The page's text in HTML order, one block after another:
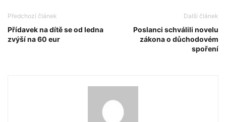
Předchozí článek
Přídavek na dítě se od ledna
zvýší na 60 eur
Další článek
Poslanci schválili novelu
zákona o důchodovém
spoření